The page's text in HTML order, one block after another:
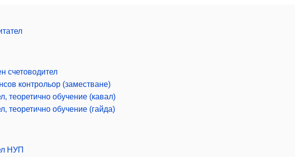
счетоводител
контрольор (заместване)
теоретично обучение (кавал)
теоретично обучение (гайда)
НУП